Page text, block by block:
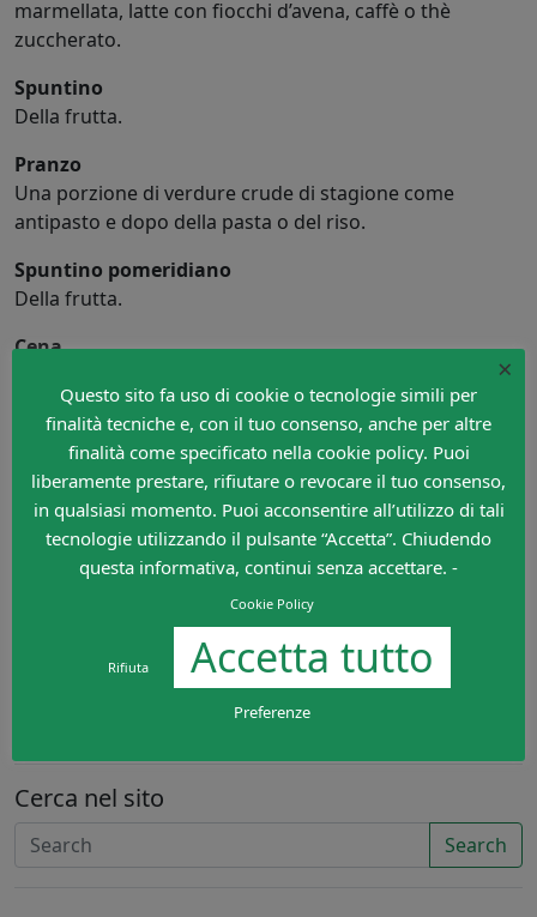
marmellata, latte con fiocchi d’avena, caffè o thè
zuccherato.
Spuntino
Della frutta.
Pranzo
Una porzione di verdure crude di stagione come
antipasto e dopo della pasta o del riso.
Spuntino pomeridiano
Della frutta.
Cena
Verdure crude, magari prima di una porzione di legumi,
carne o pesce.
Lascia un commento
Devi essereconnesso per inviare un commento.
Cerca nel sito
Search
×
Questo sito fa uso di cookie o tecnologie simili per
finalità tecniche e, con il tuo consenso, anche per altre
finalità come specificato nella cookie policy. Puoi
liberamente prestare, rifiutare o revocare il tuo consenso,
in qualsiasi momento. Puoi acconsentire all’utilizzo di tali
tecnologie utilizzando il pulsante “Accetta”. Chiudendo
questa informativa, continui senza accettare. -
Cookie Policy
Rifiuta Accetta tutto
Preferenze